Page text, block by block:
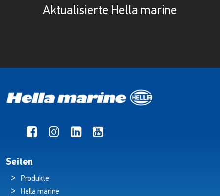
Aktualisierte Hella marine
Seiten
Produkte
Hella marine